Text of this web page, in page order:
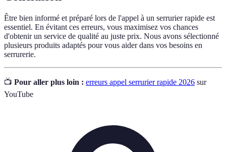
Être bien informé et préparé lors de l'appel à un serrurier rapide est
essentiel. En évitant ces erreurs, vous maximisez vos chances
d'obtenir un service de qualité au juste prix. Nous avons sélectionné
plusieurs produits adaptés pour vous aider dans vos besoins en
serrurerie.
📺 Pour aller plus loin : erreurs appel serrurier rapide 2026 sur
YouTube